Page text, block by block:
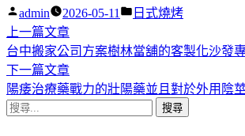
作
者:
admin 2026-05-11
分
日式燒烤
文
章
導
覽
上一篇文章下
一
篇
文
台中搬家公司方案樹林當舖的客製化沙發
下一篇文章下
一
陽痿治療藥戰力的壯陽藥並且對於外用陰
搜